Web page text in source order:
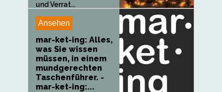
und Verrat...
Ansehen
mar-ket-ing: Alles,
was Sie wissen
müssen, in einem
mundgerechten
Taschenführer. -
mar-ket-ing:...